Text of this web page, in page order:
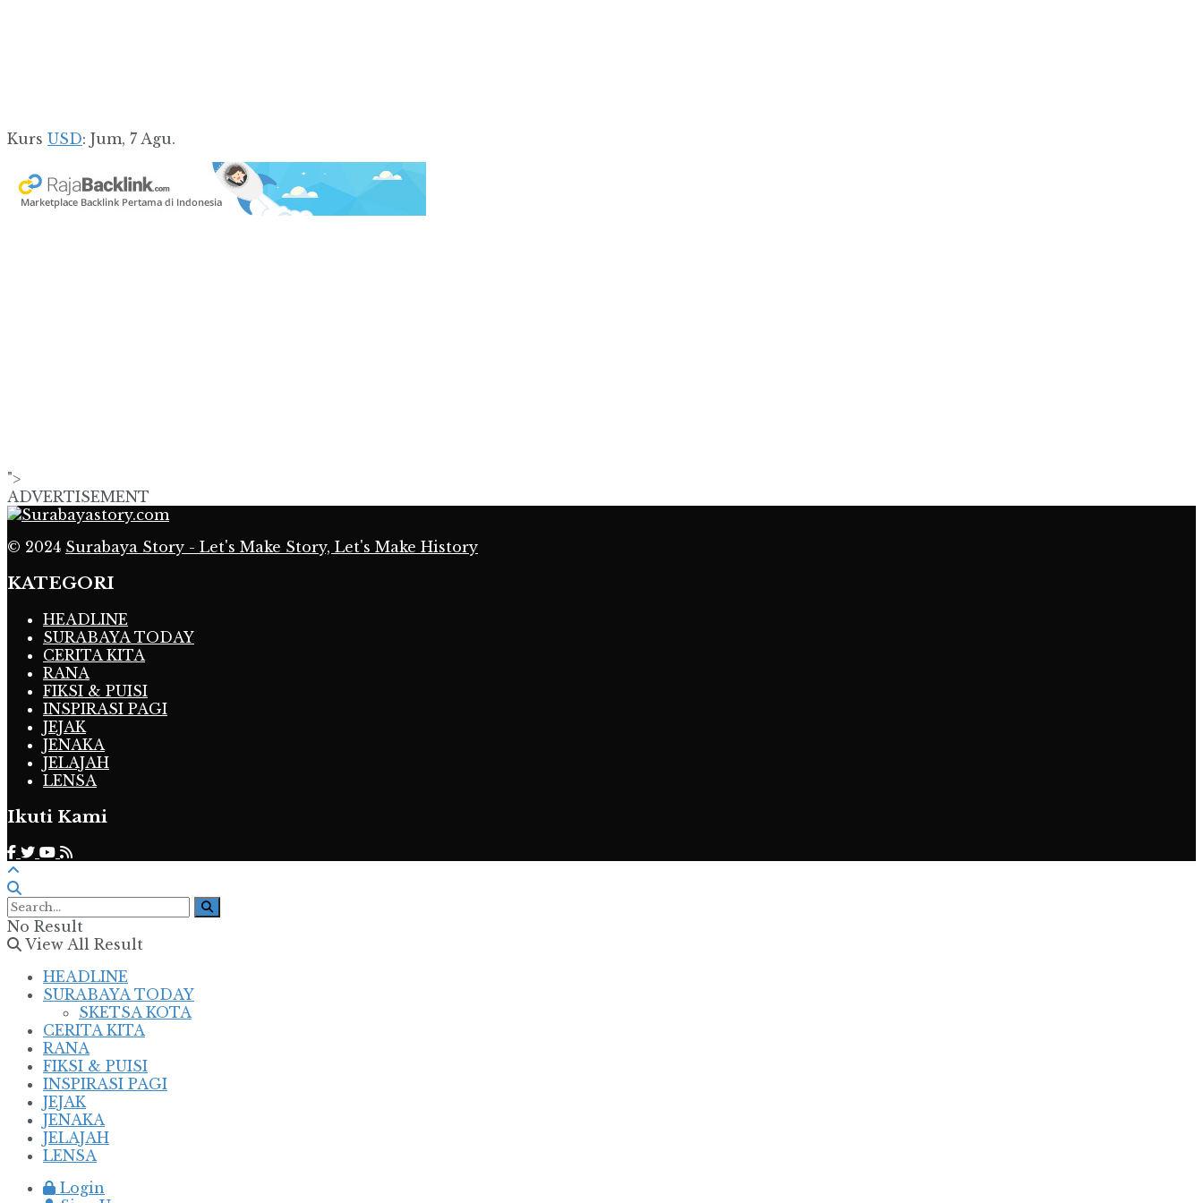
Kurs USD: Jum, 7 Agu.
">
ADVERTISEMENT
© 2024 Surabaya Story - Let's Make Story, Let's Make History
KATEGORI
HEADLINE
SURABAYA TODAY
CERITA KITA
RANA
FIKSI & PUISI
INSPIRASI PAGI
JEJAK
JENAKA
JELAJAH
LENSA
Ikuti Kami
No Result
View All Result
HEADLINE
SURABAYA TODAY
SKETSA KOTA
CERITA KITA
RANA
FIKSI & PUISI
INSPIRASI PAGI
JEJAK
JENAKA
JELAJAH
LENSA
Login